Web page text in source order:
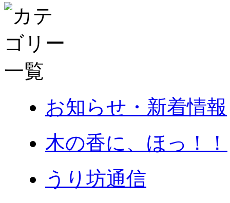
お知らせ・新着情報
木の香に、ほっ！！
うり坊通信